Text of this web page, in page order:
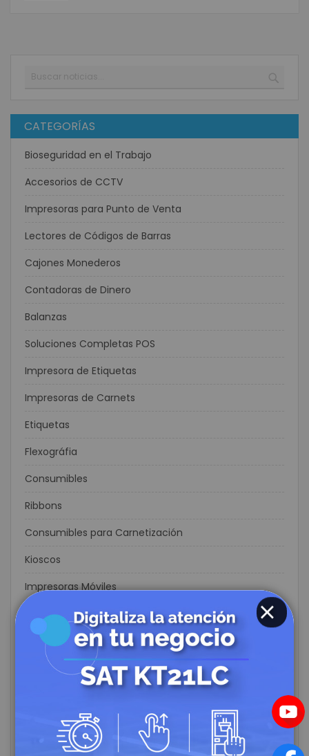
Buscar
CATEGORÍAS
Bioseguridad en el Trabajo
Accesorios de CCTV
Impresoras para Punto de Venta
Lectores de Códigos de Barras
Cajones Monederos
Contadoras de Dinero
Balanzas
Soluciones Completas POS
Impresora de Etiquetas
Impresoras de Carnets
Etiquetas
Flexográfia
Consumibles
Ribbons
Consumibles para Carnetización
Kioscos
Impresoras Móviles
Protección de Energía Eléctrica
Circuito Cerrado de Televisión
CCTV
Biometricos
Rastreo Satelital
CLOSE